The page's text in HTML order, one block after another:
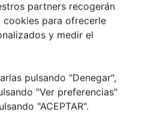
partners recogerán
cookies para ofrecerle
y medir el
pulsando "Denegar",
"Ver preferencias"
"ACEPTAR".